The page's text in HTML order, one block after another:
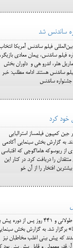
ساندنس شد
فیلم ساندنس آمریکا
فیلم ساندنس، پیمان معادی بازیگر،
ماریل هلر، اندرو هی و داوران بخش
ساندنس هستند. ادامه مطلب: خبر
ساندنس
خود کرد
به تازه‌ترین اثر جین کمپیون فیلمساز استرالیایی
را در سال 2021 معرفی کردند. به گزارش بخش سینمایی آکادمی
از ریوسوکه هاماگوچی که اقتباسی
را دریافت کرد. در کنار این
نود و سومین دوره جوایز اسکار سرانجام با تاخیری طولانی و ۴۴۱ روز پس از دوره
برگزار شد. به گزارش بخش
در حالی معرفی شدند که پیش بینی اغلب مخاطبان نیز